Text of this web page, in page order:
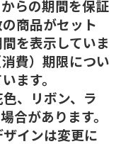
らの期間を保証
商品がセット
を表示していま
費）期限につい
ます。
、リボン、ラ
合があります。
インは変更に